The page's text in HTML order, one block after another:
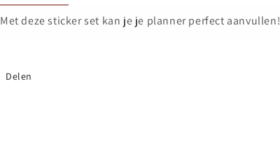
Met deze sticker set kan je je planner perfect aanvullen!
Delen